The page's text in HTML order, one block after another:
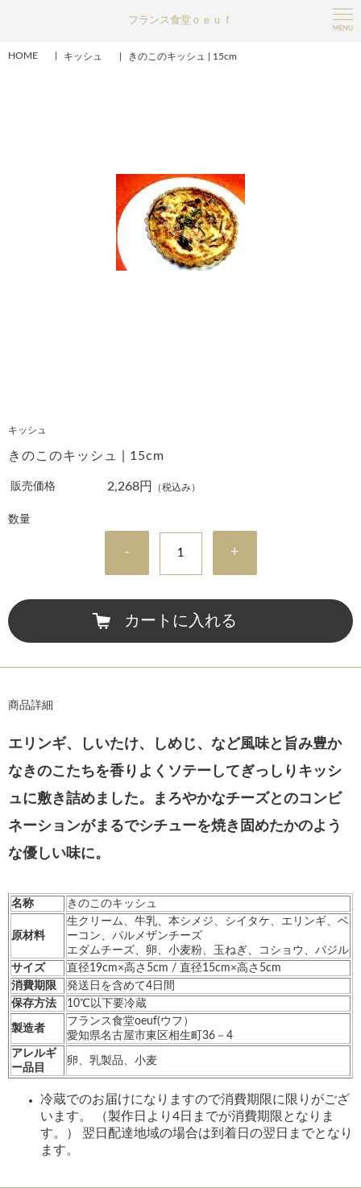
フランス食堂ｏｅｕｆ
HOME キッシュ きのこのキッシュ | 15cm
キッシュ
きのこのキッシュ | 15cm
販売価格 2,268円 （税込み）
数量
- +
カートに入れる
商品詳細
エリンギ、しいたけ、しめじ、など風味と旨み豊か
なきのこたちを香りよくソテーしてぎっしりキッシ
ュに敷き詰めました。まろやかなチーズとのコンビ
ネーションがまるでシチューを焼き固めたかのよう
な優しい味に。
名称 きのこのキッシュ
原材料
生クリーム、牛乳、本シメジ、シイタケ、エリンギ、ベ
ーコン、パルメザンチーズ
エダムチーズ、卵、小麦粉、玉ねぎ、コショウ、バジル
サイズ
直径19cm×高さ5cm / 直径15cm×高さ5cm
消費期限
発送日を含めて4日間
保存方法
10℃以下要冷蔵
製造者
フランス食堂oeuf(ウフ）
愛知県名古屋市東区相生町36－4
アレルギ
ー品目
卵、乳製品、小麦
冷蔵でのお届けになりますので消費期限に限りがござ
います。 （製作日より4日までが消費期限となりま
す。） 翌日配達地域の場合は到着日の翌日までとなり
ます。